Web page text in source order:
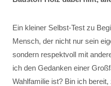
Ein kleiner Selbst-Test zu
Mensch, der nicht nur sein
sondern respektvoll mit
ich den Gedanken einer
Wahlfamilie ist? Bin ich